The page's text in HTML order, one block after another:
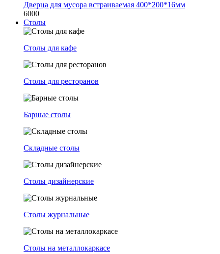
Дверца для мусора встраиваемая 400*200*16мм
6000
Столы
Столы для кафе
Столы для ресторанов
Барные столы
Складные столы
Столы дизайнерские
Столы журнальные
Столы на металлокаркасе